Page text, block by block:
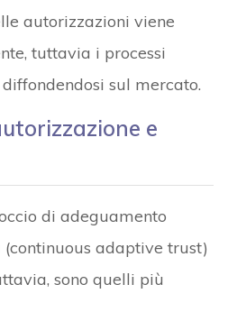
autorizzazioni viene
tuttavia i processi
sul mercato.
e
di adeguamento
adaptive trust)
sono quelli più